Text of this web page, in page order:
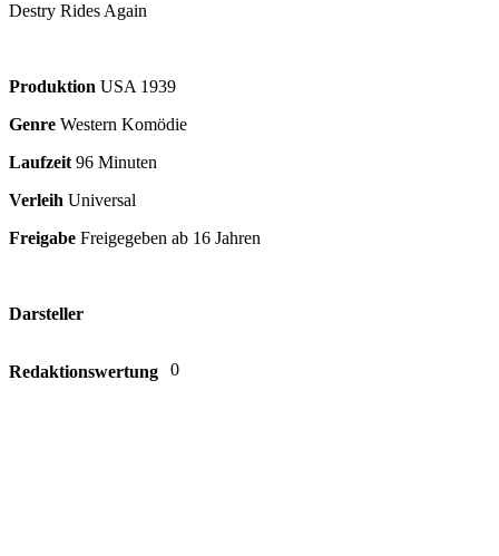
Destry Rides Again
Produktion USA 1939
Genre Western Komödie
Laufzeit96 Minuten
Verleih Universal
Freigabe Freigegeben ab 16 Jahren
Darsteller
Redaktionswertung 0